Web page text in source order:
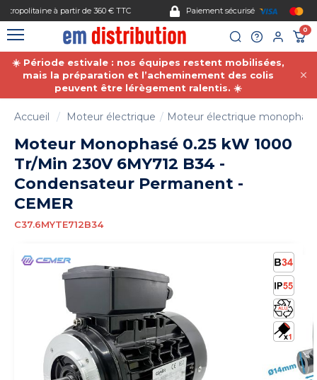
Paiement sécurisé
0
☀️ Période estivale : nos équipes restent mobilisées,
mais la préparation et l’acheminement des colis
peuvent être lérègement ralentis. ☀️
Accueil Moteur électrique Moteur électrique
Moteur Monophasé 0.25 kW 1000
Tr/Min 230V 6MY712 B34 -
Condensateur Permanent -
CEMER
C37.6MYTE712B34
Gestion des cookies